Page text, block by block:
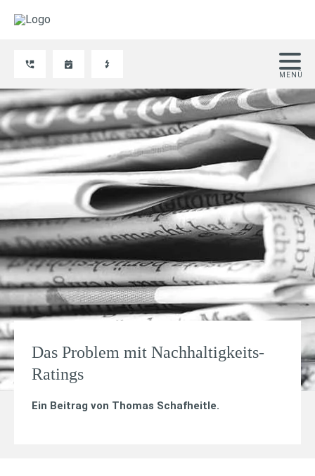
Das Problem mit Nachhaltigkeits-
Ratings
Ein Beitrag von Thomas Schafheitle.